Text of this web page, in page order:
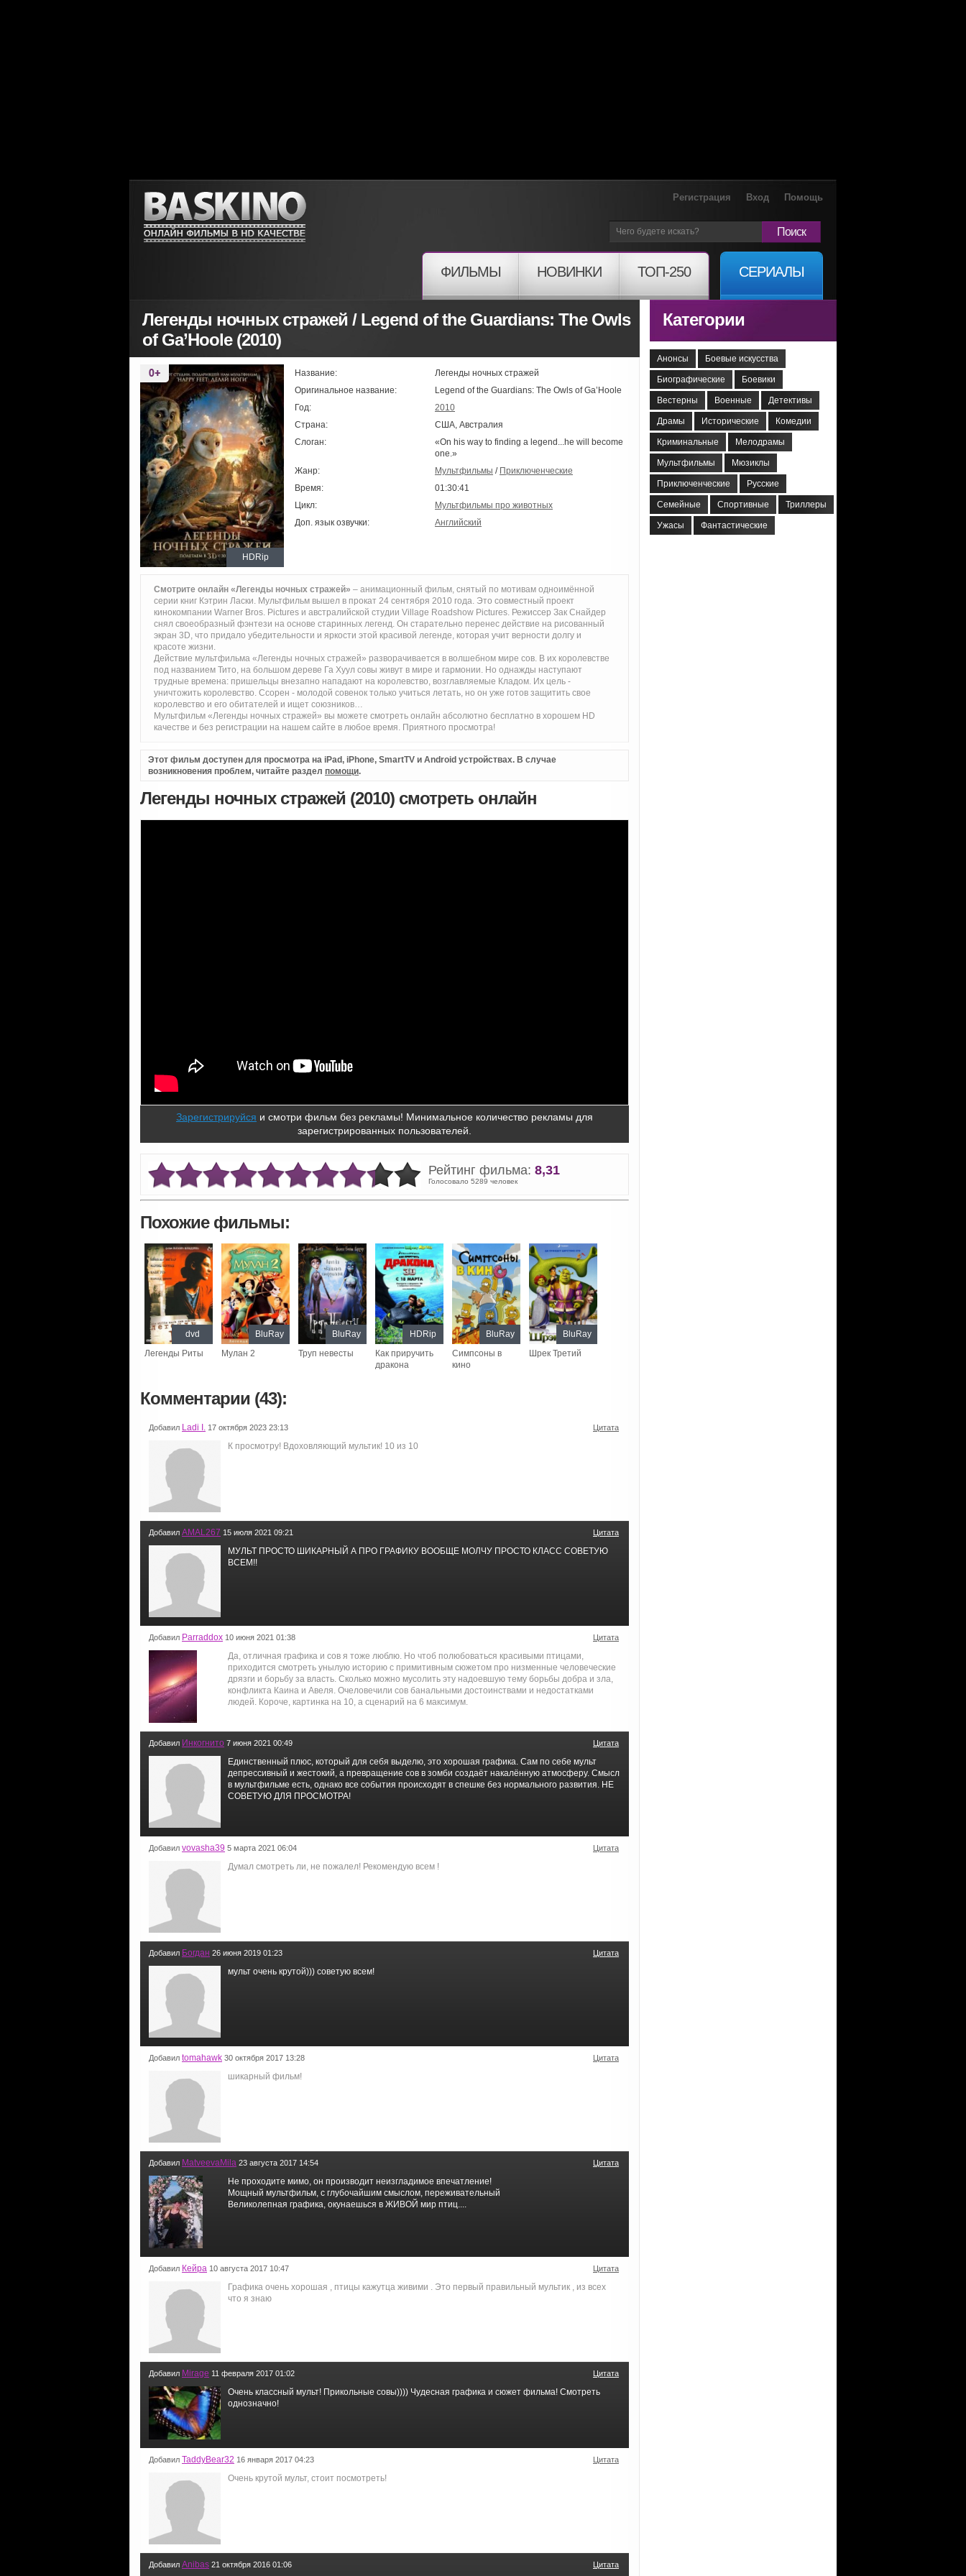
Регистрация Вход Помощь
Поиск
ФИЛЬМЫ НОВИНКИ ТОП-250 СЕРИАЛЫ
Легенды ночных стражей / Legend of the Guardians: The Owls
of Ga’Hoole (2010)
HDRip
Название:
Легенды ночных стражей
Оригинальное название:
Legend of the Guardians: The Owls of Ga’Hoole
Год:
2010
Страна:
США, Австралия
Слоган:
«On his way to finding a legend...he will become
one.»
Жанр:
Мультфильмы / Приключенческие
Время:
01:30:41
Цикл:
Мультфильмы про животных
Доп. язык озвучки:
Английский
Смотрите онлайн «Легенды ночных стражей» – анимационный фильм, снятый по мотивам одноимённой
серии книг Кэтрин Ласки. Мультфильм вышел в прокат 24 сентября 2010 года. Это совместный проект
кинокомпании Warner Bros. Pictures и австралийской студии Village Roadshow Pictures. Режиссер Зак Снайдер
снял своеобразный фэнтези на основе старинных легенд. Он старательно перенес действие на рисованный
экран 3D, что придало убедительности и яркости этой красивой легенде, которая учит верности долгу и
красоте жизни.
Действие мультфильма «Легенды ночных стражей» разворачивается в волшебном мире сов. В их королевстве
под названием Тито, на большом дереве Га Хуул совы живут в мире и гармонии. Но однажды наступают
трудные времена: пришельцы внезапно нападают на королевство, возглавляемые Кладом. Их цель -
уничтожить королевство. Ссорен - молодой совенок только учиться летать, но он уже готов защитить свое
королевство и его обитателей и ищет союзников…
Мультфильм «Легенды ночных стражей» вы можете смотреть онлайн абсолютно бесплатно в хорошем HD
качестве и без регистрации на нашем сайте в любое время. Приятного просмотра!
Этот фильм доступен для просмотра на iPad, iPhone, SmartTV и Android устройствах. В случае
возникновения проблем, читайте раздел помощи.
Легенды ночных стражей (2010) смотреть онлайн
Зарегистрируйся и смотри фильм без рекламы! Минимальное количество рекламы для
зарегистрированных пользователей.
Рейтинг фильма: 8,31
Голосовало 5289 человек
Похожие фильмы:
Легенды Риты
dvd
Мулан 2
BluRay
Труп невесты
BluRay
Как приручить
дракона
HDRip
Симпсоны в
кино
BluRay
Шрек Третий
BluRay
Комментарии (43):
Добавил Ladi I. 17 октября 2023 23:13 Цитата
К просмотру! Вдоховляющий мультик! 10 из 10
Добавил AMAL267 15 июля 2021 09:21 Цитата
МУЛЬТ ПРОСТО ШИКАРНЫЙ А ПРО ГРАФИКУ ВООБЩЕ МОЛЧУ ПРОСТО КЛАСС СОВЕТУЮ
ВСЕМ!!
Добавил Parraddox 10 июня 2021 01:38 Цитата
Да, отличная графика и сов я тоже люблю. Но чтоб полюбоваться красивыми птицами,
приходится смотреть унылую историю с примитивным сюжетом про низменные человеческие
дрязги и борьбу за власть. Сколько можно мусолить эту надоевшую тему борьбы добра и зла,
конфликта Каина и Авеля. Очеловечили сов банальными достоинствами и недостатками
людей. Короче, картинка на 10, а сценарий на 6 максимум.
Добавил Инкогнито 7 июня 2021 00:49 Цитата
Единственный плюс, который для себя выделю, это хорошая графика. Сам по себе мульт
депрессивный и жестокий, а превращение сов в зомби создаёт накалённую атмосферу. Смысл
в мультфильме есть, однако все события происходят в спешке без нормального развития. НЕ
СОВЕТУЮ ДЛЯ ПРОСМОТРА!
Добавил vovasha39 5 марта 2021 06:04 Цитата
Думал смотреть ли, не пожалел! Рекомендую всем !
Добавил Богдан 26 июня 2019 01:23 Цитата
мульт очень крутой))) советую всем!
Добавил tomahawk 30 октября 2017 13:28 Цитата
шикарный фильм!
Добавил MatveevaMila 23 августа 2017 14:54 Цитата
Не проходите мимо, он производит неизгладимое впечатление!
Мощный мультфильм, с глубочайшим смыслом, переживательный
Великолепная графика, окунаешься в ЖИВОЙ мир птиц....
Добавил Кейра 10 августа 2017 10:47 Цитата
Графика очень хорошая , птицы кажутца живими . Это первый правильный мультик , из всех
что я знаю
Добавил Mirage 11 февраля 2017 01:02 Цитата
Очень классный мульт! Прикольные совы)))) Чудесная графика и сюжет фильма! Смотреть
однозначно!
Добавил TaddyBear32 16 января 2017 04:23 Цитата
Очень крутой мульт, стоит посмотреть!
Добавил Anibas 21 октября 2016 01:06 Цитата
Категории
Анонсы Боевые искусства
Биографические Боевики
Вестерны Военные Детективы
Драмы Исторические Комедии
Криминальные Мелодрамы
Мультфильмы Мюзиклы
Приключенческие Русские
Семейные Спортивные Триллеры
Ужасы Фантастические